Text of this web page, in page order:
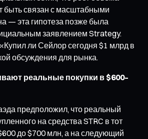
быть связан с масштабными
— эта гипотеза позже была
заявлением Strategy.
ли Сейлор сегодня $1 млрд в
обсуждения для рынка.
реальные покупки в $600–
предположил, что реальный
на средства STRC в тот
до $700 млн, а на следующий